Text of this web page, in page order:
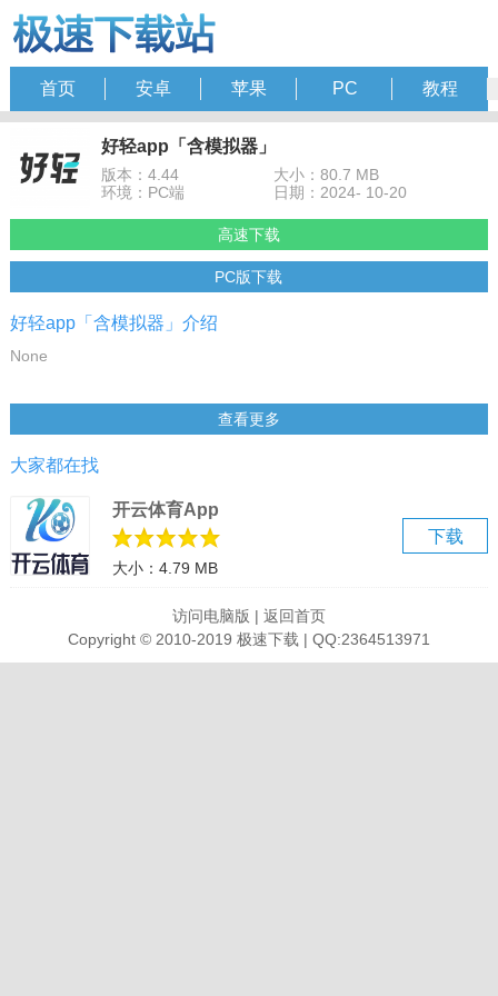
首页 安卓 苹果 PC 教程
好轻app「含模拟器」
版本：4.44
大小：80.7 MB
环境：PC端
日期：2024- 10-20
高速下载
PC版下载
好轻app「含模拟器」介绍
None
查看更多
大家都在找
下载
开云体育App
大小：4.79 MB
访问电脑版 | 返回首页
Copyright © 2010-2019 极速下载 | QQ:2364513971